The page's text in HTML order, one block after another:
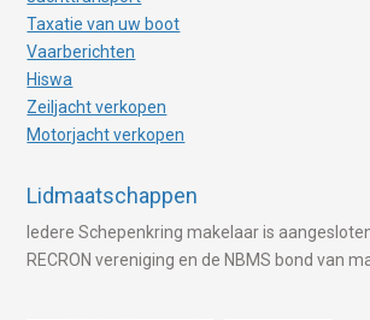
Taxatie van uw boot
Vaarberichten
Hiswa
Zeiljacht verkopen
Motorjacht verkopen
Lidmaatschappen
Iedere Schepenkring makelaar is
RECRON vereniging en de NBMS bond van